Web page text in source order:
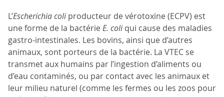
L’Escherichia coliproducteur de vérotoxine (ECPV) est
une forme de la bactérieE. coliqui cause des maladies
gastro-intestinales. Les bovins, ainsi que d’autres
animaux, sont porteurs de la bactérie. La VTEC se
transmet aux humains par l’ingestion d’aliments ou
d’eau contaminés, ou par contact avec les animaux et
leur milieu naturel (comme les fermes ou les zoos pour